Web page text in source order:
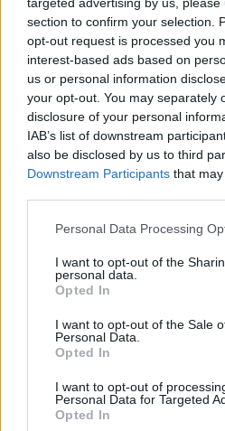
section to confirm your selection.
opt-out request is processed you
interest-based ads based on
us or personal information
your opt-out. You may separately
disclosure of your personal
IAB’s list of downstream
also be disclosed by us to third
Downstream Participants that
Personal Data Processing
I want to opt-out of the
personal data.
Opted In
I want to opt-out of the Sale
Personal Data.
Opted In
I want to opt-out of
Personal Data for Targeted
Opted In
podejście jest zgoła
wszystko, aby ani ich w
nie spotkało to co ich
patologicznych rodziców.
Bo takie jest zdrowe podejscie...
Jest tez tak, ze nie kazdy
dysfunkcyjnej "wyrosnie" na
alkoholika jest
zeby bic bita i ponizana i
Masakra...